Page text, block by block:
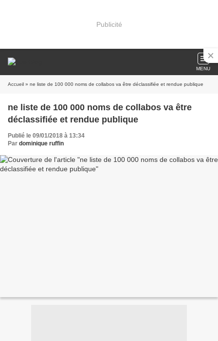
Publicité
MENU
Accueil » ne liste de 100 000 noms de collabos va être déclassifiée et rendue publique
ne liste de 100 000 noms de collabos va être
déclassifiée et rendue publique
Publié le 09/01/2018 à 13:34
Par dominique ruffin